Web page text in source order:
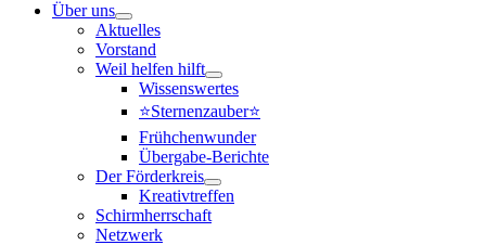
Über uns
Aktuelles
Vorstand
Weil helfen hilft
Wissenswertes
⭐Sternenzauber⭐
Frühchenwunder
Übergabe-Berichte
Der Förderkreis
Kreativtreffen
Schirmherrschaft
Netzwerk